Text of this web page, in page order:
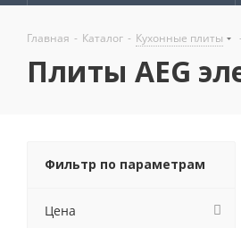
Главная - Каталог - Кухонные плиты -
Плиты AEG
Фильтр по параметрам
Цена